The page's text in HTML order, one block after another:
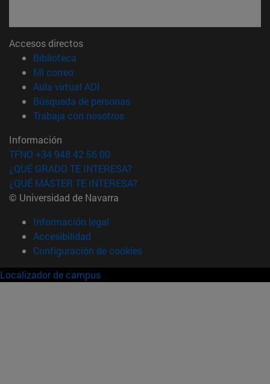
Accesos directos
Biblioteca
Mi correo(abre en nueva ventana)
Aula virtual ADI
Búsqueda de personas(abre en nueva ventana)
Trabaja con nosotros(abre en nueva ventana)
Información
TFNO +34 948 42 56 00
¿QUÉ GRADO TE INTERESA?
¿QUÉ MÁSTER TE INTERESA?
© Universidad de Navarra
Información legal
Accesibilidad
Configuración de cookies
Localizador de campus